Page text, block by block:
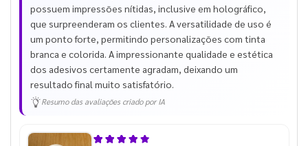
possuem impressões nítidas, inclusive em holográfico,
que surpreenderam os clientes. A versatilidade de uso é
um ponto forte, permitindo personalizações com tinta
branca e colorida. A impressionante qualidade e estética
dos adesivos certamente agradam, deixando um
resultado final muito satisfatório.
Resumo das avaliações criado por IA